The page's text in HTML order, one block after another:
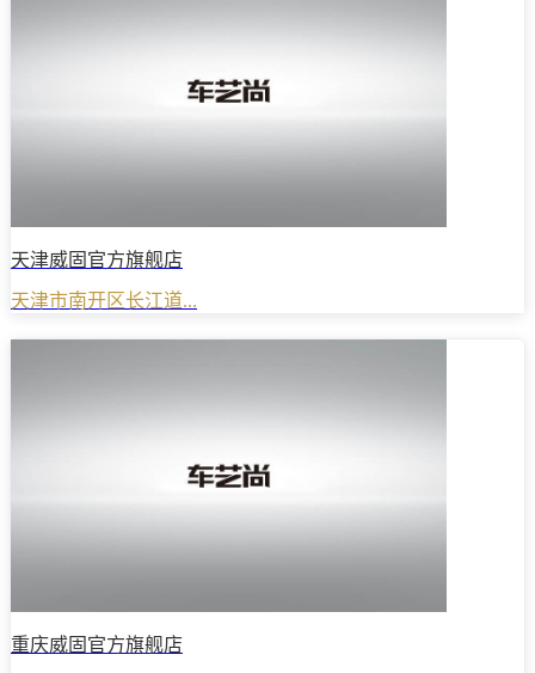
天津威固官方旗舰店
天津市南开区长江道...
重庆威固官方旗舰店